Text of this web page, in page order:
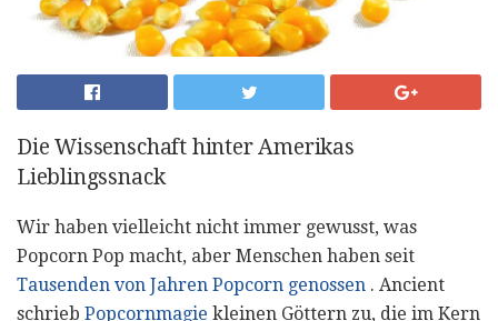
Die Wissenschaft hinter Amerikas
Lieblingssnack
Wir haben vielleicht nicht immer gewusst, was
Popcorn Pop macht, aber Menschen haben seit
Tausenden von Jahren Popcorn genossen . Ancient
schrieb Popcornmagie kleinen Göttern zu, die im Kern